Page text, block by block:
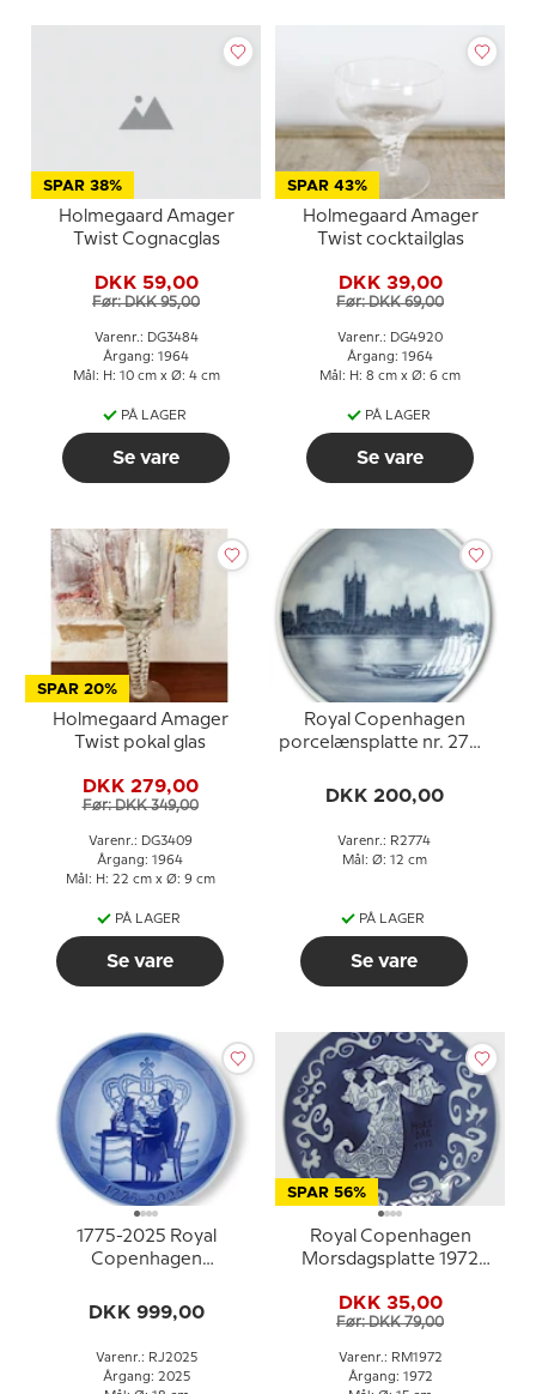
SPAR 38%
Holmegaard Amager
Twist Cognacglas
DKK 59,00
Før: DKK 95,00
Varenr.: DG3484
Årgang: 1964
Mål: H: 10 cm x Ø: 4 cm
PÅ LAGER
Se vare
SPAR 43%
Holmegaard Amager
Twist cocktailglas
DKK 39,00
Før: DKK 69,00
Varenr.: DG4920
Årgang: 1964
Mål: H: 8 cm x Ø: 6 cm
PÅ LAGER
Se vare
SPAR 20%
Holmegaard Amager
Twist pokal glas
DKK 279,00
Før: DKK 349,00
Varenr.: DG3409
Årgang: 1964
Mål: H: 22 cm x Ø: 9 cm
PÅ LAGER
Se vare
Royal Copenhagen
porcelænsplatte nr. 2774
DKK 200,00
Varenr.: R2774
Mål: Ø: 12 cm
PÅ LAGER
Se vare
1775-2025 Royal
Copenhagen
Copenhagens 250-års
DKK 999,00
Varenr.: RJ2025
Årgang: 2025
SPAR 56%
Royal Copenhagen
Morsdagsplatte 1972
DKK 35,00
Før: DKK 79,00
Varenr.: RM1972
Årgang: 1972